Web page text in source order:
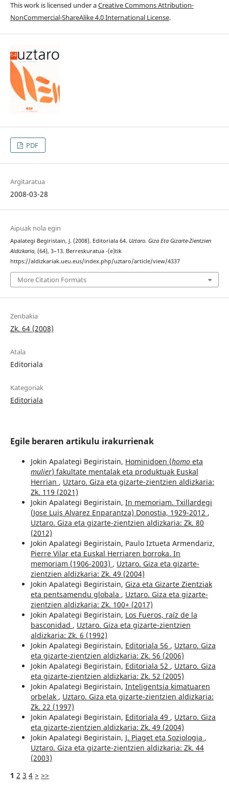
This work is licensed under aCreative Commons Attribution-
NonCommercial-ShareAlike 4.0 International License.
PDF
Argitaratua
2008-03-28
Aipuak nola egin
Apalategi Begiristain, J. (2008). Editoriala 64. Uztaro. Giza Eta Gizarte-Zientzien
Aldizkaria, (64), 3–13. Berreskuratua -(e)tik
https://aldizkariak.ueu.eus/index.php/uztaro/article/view/4337
More Citation Formats
Zenbakia
Zk. 64 (2008)
Atala
Editoriala
Kategoriak
Editoriala
Egile beraren artikulu irakurrienak
Jokin Apalategi Begiristain, Hominidoen (homoeta
mulier) fakultate mentalak eta produktuak Euskal
Herrian , Uztaro. Giza eta gizarte-zientzien aldizkaria:
Zk. 119 (2021)
Jokin Apalategi Begiristain, In memoriam. Txillardegi
(Jose Luis Alvarez Enparantza) Donostia, 1929-2012 ,
Uztaro. Giza eta gizarte-zientzien aldizkaria: Zk. 80
(2012)
Jokin Apalategi Begiristain, Paulo Iztueta Armendariz,
Pierre Vilar eta Euskal Herriaren borroka. In
memoriam (1906-2003) , Uztaro. Giza eta gizarte-
zientzien aldizkaria: Zk. 49 (2004)
Jokin Apalategi Begiristain, Giza eta Gizarte Zientziak
eta pentsamendu globala , Uztaro. Giza eta gizarte-
zientzien aldizkaria: Zk. 100+ (2017)
Jokin Apalategi Begiristain, Los Fueros, raíz de la
basconidad , Uztaro. Giza eta gizarte-zientzien
aldizkaria: Zk. 6 (1992)
Jokin Apalategi Begiristain, Editoriala 56 , Uztaro. Giza
eta gizarte-zientzien aldizkaria: Zk. 56 (2006)
Jokin Apalategi Begiristain, Editoriala 52 , Uztaro. Giza
eta gizarte-zientzien aldizkaria: Zk. 52 (2005)
Jokin Apalategi Begiristain, Inteligentsia kimatuaren
orbelak , Uztaro. Giza eta gizarte-zientzien aldizkaria:
Zk. 22 (1997)
Jokin Apalategi Begiristain, Editoriala 49 , Uztaro. Giza
eta gizarte-zientzien aldizkaria: Zk. 49 (2004)
Jokin Apalategi Begiristain, J. Piaget eta Soziologia ,
Uztaro. Giza eta gizarte-zientzien aldizkaria: Zk. 44
(2003)
1 2 3 4 > >>